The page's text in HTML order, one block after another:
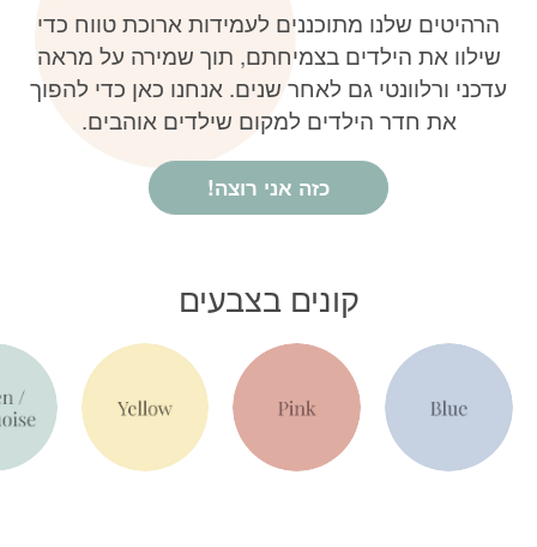
הרהיטים שלנו מתוכננים לעמידות ארוכת טווח כדי
שילוו את הילדים בצמיחתם, תוך שמירה על מראה
עדכני ורלוונטי גם לאחר שנים. אנחנו כאן כדי להפוך
את חדר הילדים למקום שילדים אוהבים.
כזה אני רוצה!
קונים בצבעים